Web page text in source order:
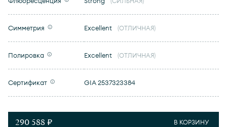
Симметрия Excellent (ОТЛИЧНАЯ)
Полировка Excellent (ОТЛИЧНАЯ)
Сертификат GIA 2537323384
290 588 ₽ В КОРЗИНУ